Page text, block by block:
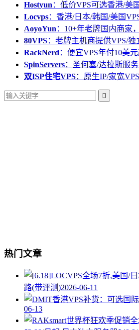
Hostyun ：低价VPS可选香港/美
Locvps：香港/日本/韩国/美国
AoyoYun ：10+年老牌国内商家
80VPS：老牌主机商提供VPS/
RackNerd ：便宜VPS年付10美
SpinServers：圣何塞/达拉斯服
双ISP住宅VPS：原生IP/家宽

热门文章
路(带评测)2026-06-11
06-13